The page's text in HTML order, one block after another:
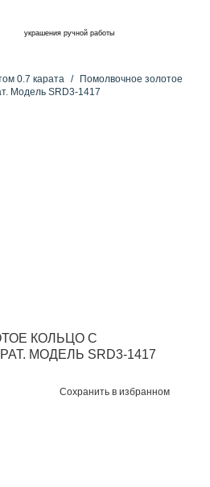
украшения ручной работы
0.7 карата
Помолвочное золотое
Модель SRD3-1417
КОЛЬЦО С
МОДЕЛЬ SRD3-1417
Сохранить в избранном